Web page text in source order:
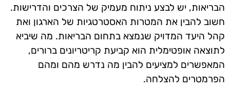
הבריאות, יש לבצע ניתוח מעמיק של הצרכים והדרישות.
חשוב להבין את המטרות האסטרטגיות של הארגון ואת
קהל היעד המדויק שנמצא בתחום הבריאות. מה שיביא
לתוצאה אופטימלית הוא קביעת קריטריונים ברורים,
המאפשרים למציעים להבין מה נדרש מהם ומהם
הפרמטרים להצלחה.